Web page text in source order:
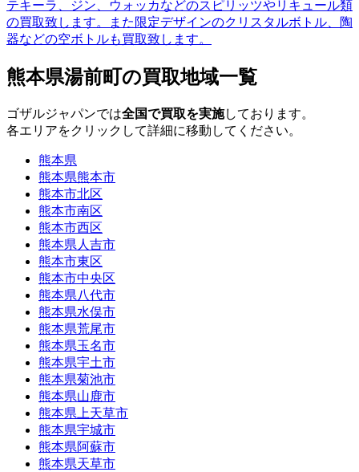
テキーラ、ジン、ウォッカなどのスピリッツやリキュール類
の買取致します。また限定デザインのクリスタルボトル、陶
器などの空ボトルも買取致します。
熊本県湯前町の買取地域一覧
ゴザルジャパンでは全国で買取を実施しております。
各エリアをクリックして詳細に移動してください。
熊本県
熊本県熊本市
熊本市北区
熊本市南区
熊本市西区
熊本県人吉市
熊本市東区
熊本市中央区
熊本県八代市
熊本県水俣市
熊本県荒尾市
熊本県玉名市
熊本県宇土市
熊本県菊池市
熊本県山鹿市
熊本県上天草市
熊本県宇城市
熊本県阿蘇市
熊本県天草市